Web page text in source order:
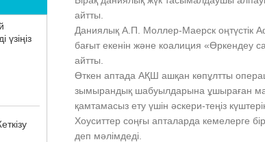
үзіңіз
айтты.
Даниялық А.П. Моллер-Маерск оңтүстік
бағыт екенін және коалиция «Өркендеу
айтты.
Өткен аптада АҚШ ашқан көпұлтты
зымырандық шабуылдарына ұшыраған
қамтамасыз ету үшін әскери-теңіз
Хоуситтер соңғы апталарда кемелерге
деп мәлімдеді.